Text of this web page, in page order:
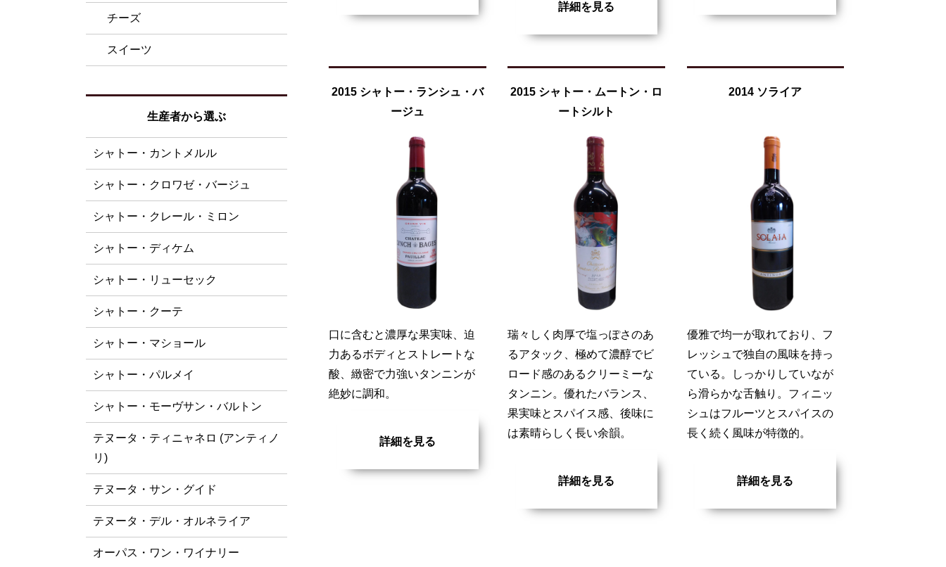
詳細を見る
2015 シャトー・ランシュ・バ
ージュ
口に含むと濃厚な果実味、迫
力あるボディとストレートな
酸、緻密で力強いタンニンが
絶妙に調和。
詳細を見る
2015 シャトー・ムートン・ロ
ートシルト
瑞々しく肉厚で塩っぽさのあ
るアタック、極めて濃醇でビ
ロード感のあるクリーミーな
タンニン。優れたバランス、
果実味とスパイス感、後味に
は素晴らしく長い余韻。
詳細を見る
2014 ソライア
優雅で均一が取れており、フ
レッシュで独自の風味を持っ
ている。しっかりしていなが
ら滑らかな舌触り。フィニッ
シュはフルーツとスパイスの
長く続く風味が特徴的。
詳細を見る
チーズ
スイーツ
生産者から選ぶ
シャトー・カントメルル
シャトー・クロワゼ・バージュ
シャトー・クレール・ミロン
シャトー・ディケム
シャトー・リューセック
シャトー・クーテ
シャトー・マショール
シャトー・パルメイ
シャトー・モーヴサン・バルトン
テヌータ・ティニャネロ (アンティノ
リ)
テヌータ・サン・グイド
テヌータ・デル・オルネライア
オーパス・ワン・ワイナリー